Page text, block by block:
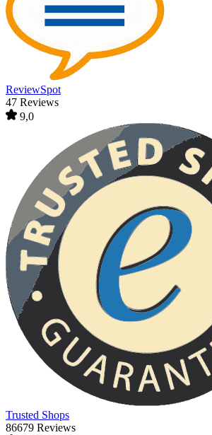
ReviewSpot
47 Reviews
9,0
Trusted Shops
86679 Reviews